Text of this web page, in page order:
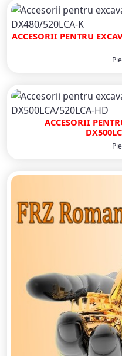
ACCESORII PENTRU
ACCESORII